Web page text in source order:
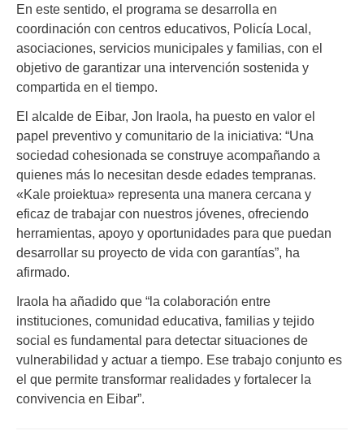
En este sentido, el programa se desarrolla en
coordinación con centros educativos, Policía Local,
asociaciones, servicios municipales y familias, con el
objetivo de garantizar una intervención sostenida y
compartida en el tiempo.
El alcalde de Eibar, Jon Iraola, ha puesto en valor el
papel preventivo y comunitario de la iniciativa: “Una
sociedad cohesionada se construye acompañando a
quienes más lo necesitan desde edades tempranas.
«Kale proiektua» representa una manera cercana y
eficaz de trabajar con nuestros jóvenes, ofreciendo
herramientas, apoyo y oportunidades para que puedan
desarrollar su proyecto de vida con garantías”, ha
afirmado.
Iraola ha añadido que “la colaboración entre
instituciones, comunidad educativa, familias y tejido
social es fundamental para detectar situaciones de
vulnerabilidad y actuar a tiempo. Ese trabajo conjunto es
el que permite transformar realidades y fortalecer la
convivencia en Eibar”.